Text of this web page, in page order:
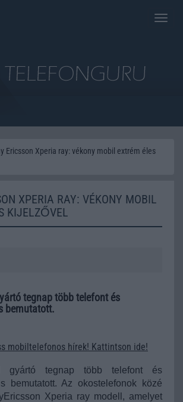
Toggle
Ericsson Xperia ray: vékony mobil extrém éles
XPERIA RAY: VÉKONY MOBIL
KIJELZŐVEL
tegnap több telefont és
bemutatott.
mobiltelefonos hírek! Kattintson ide!
gyártó tegnap több telefont és
bemutatott. Az okostelefonok közé
Xperia ray modell, amelyet